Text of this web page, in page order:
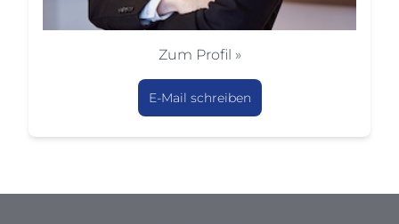
Zum Profil »
E-Mail schreiben